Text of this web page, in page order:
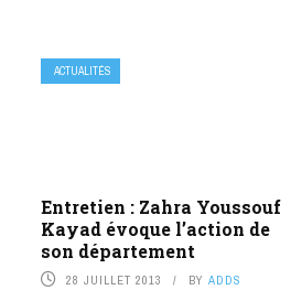
ACTUALITÉS
Entretien : Zahra Youssouf
Kayad évoque l’action de
son département
28 JUILLET 2013 BY ADDS